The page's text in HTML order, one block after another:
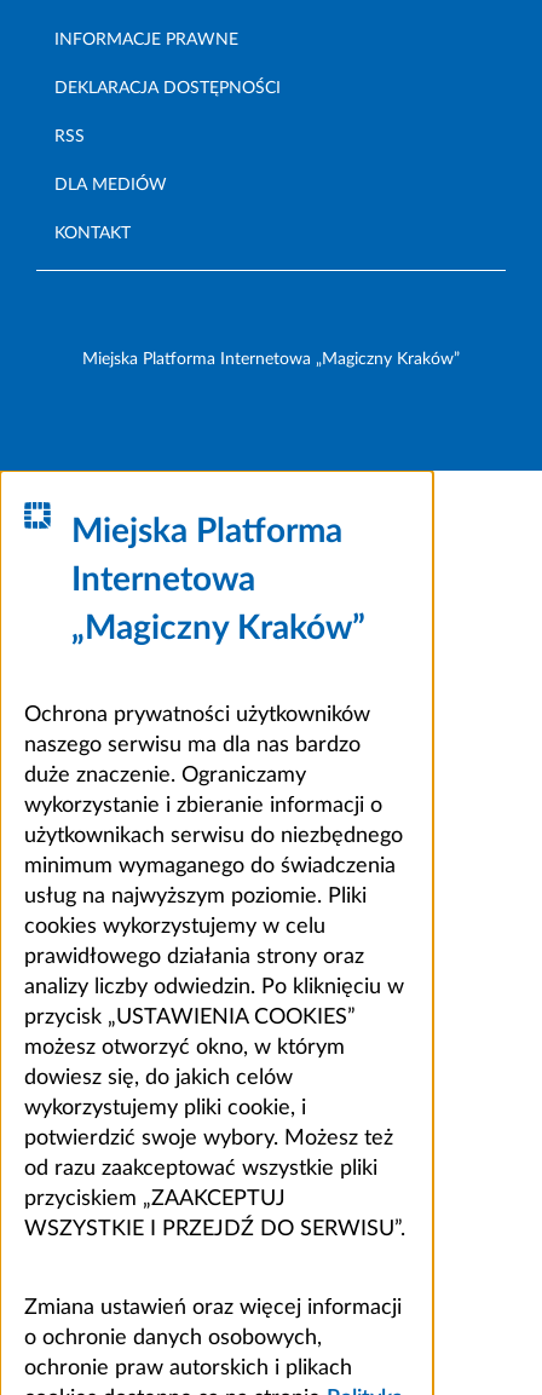
INFORMACJE PRAWNE
DEKLARACJA DOSTĘPNOŚCI
RSS
DLA MEDIÓW
KONTAKT
Miejska Platforma Internetowa „Magiczny Kraków”
Miejska Platforma
Internetowa
„Magiczny Kraków”
Ochrona prywatności użytkowników
naszego serwisu ma dla nas bardzo
duże znaczenie. Ograniczamy
wykorzystanie i zbieranie informacji o
użytkownikach serwisu do niezbędnego
minimum wymaganego do świadczenia
usług na najwyższym poziomie. Pliki
cookies wykorzystujemy w celu
prawidłowego działania strony oraz
analizy liczby odwiedzin. Po kliknięciu w
przycisk „USTAWIENIA COOKIES”
możesz otworzyć okno, w którym
dowiesz się, do jakich celów
wykorzystujemy pliki cookie, i
potwierdzić swoje wybory. Możesz też
od razu zaakceptować wszystkie pliki
przyciskiem „ZAAKCEPTUJ
WSZYSTKIE I PRZEJDŹ DO SERWISU”.
Zmiana ustawień oraz więcej informacji
o ochronie danych osobowych,
ochronie praw autorskich i plikach